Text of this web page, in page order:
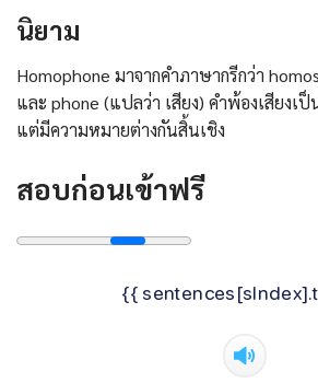
นิยาม
Homophone มาจากคำภาษากรีกว่า
และ phone (แปลว่า เสียง) คำพ้องเสียงเ
แต่มีความหมายต่างกันสิ้นเชิง
สอบก่อนเข้าฟรี
{{